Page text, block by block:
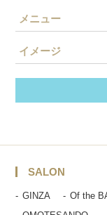
メニュー
イメージ
SALON
GINZA Of the